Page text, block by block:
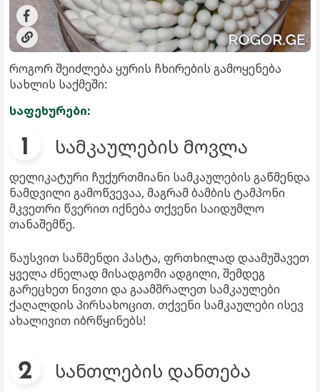
როგორ შეიძლება ყურის ჩხირების გამოყენება
სახლის საქმეში:
საფეხურები:
სამკაულების მოვლა
დელიკატური ჩუქურთმიანი სამკაულების გაწმენდა
ნამდვილი გამოწვევაა, მაგრამ ბამბის ტამპონი
მკვეთრი წვერით იქნება თქვენი საიდუმლო
თანაშემწე.
წაუსვით საწმენდი პასტა, ფრთხილად დაამუშავეთ
ყველა ძნელად მისადგომი ადგილი, შემდეგ
გარეცხეთ ნივთი და გაამშრალეთ სამკაულები
ქაღალდის პირსახოცით. თქვენი სამკაულები ისევ
ახალივით იბრწყინებს!
სანთლების დანთება